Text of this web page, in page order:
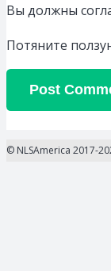
Вы должны
Потяните
Post
© NLSAmerica 2017-